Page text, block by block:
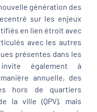
génération des
sur les enjeux
en lien étroit avec
avec les autres
présentes dans les
également à
annuelle, des
hors de quartiers
la ville (QPV), mais